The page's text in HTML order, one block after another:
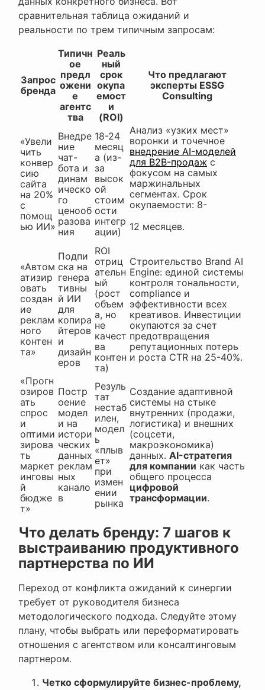
сравнительная таблица ожиданий и
реальности по трем типичным запросам:
Запрос
бренда
Типичн
ое
предл
ожени
е
агентс
тва
Реаль
ный
срок
окупа
емост
и
(ROI)
Что предлагают
эксперты ESSG
Consulting
«Увели
чить
конвер
сию
сайта
на 20%
с
помощ
ью ИИ»
Внедре
ние
чат-
бота и
динам
ическо
го
ценооб
разова
ния
18-24
месяц
а (из-
за
высок
ой
стоим
ости
интегр
ации)
Анализ «узких мест»
воронки и точечное
внедрение AI-моделей
для B2B-продаж с
фокусом на самых
маржинальных
сегментах. Срок
окупаемости: 8-
12 месяцев.
«Автом
атизир
овать
создан
ие
реклам
ного
контен
та»
Подпи
ска на
генера
тивны
й ИИ
для
копира
йтеров
и
дизайн
еров
ROI
отриц
ательн
ый
(рост
объем
а, но
не
качест
ва
контен
та)
Строительство Brand AI
Engine: единой системы
контроля тональности,
compliance и
эффективности всех
креативов. Инвестиции
окупаются за счет
предотвращения
репутационных потерь
и роста CTR на 25-40%.
«Прогн
озиров
ать
спрос
и
оптими
зирова
ть
маркет
инговы
й
бюдже
т»
Постр
оение
модел
и на
истори
ческих
данных
реклам
ных
канало
в
Резуль
тат
нестаб
илен,
модел
ь
«плыв
ет»
при
измен
ении
рынка
Создание адаптивной
системы на стыке
внутренних (продажи,
логистика) и внешних
(соцсети,
макроэкономика)
данных. AI-стратегия
для компании как часть
общего процесса
цифровой
трансформации.
Что делать бренду: 7 шагов к
выстраиванию продуктивного
партнерства по ИИ
Переход от конфликта ожиданий к синергии
требует от руководителя бизнеса
методологического подхода. Следуйте этому
плану, чтобы выбрать или переформатировать
отношения с агентством или консалтинговым
партнером.
Четко сформулируйте бизнес-проблему,